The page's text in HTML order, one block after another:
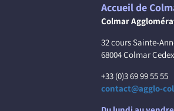
Accueil de
Colmar
32 cours Sainte-
68004 Colmar Cedex
+33 (0)3 69 99 55 55
contact@agglo-